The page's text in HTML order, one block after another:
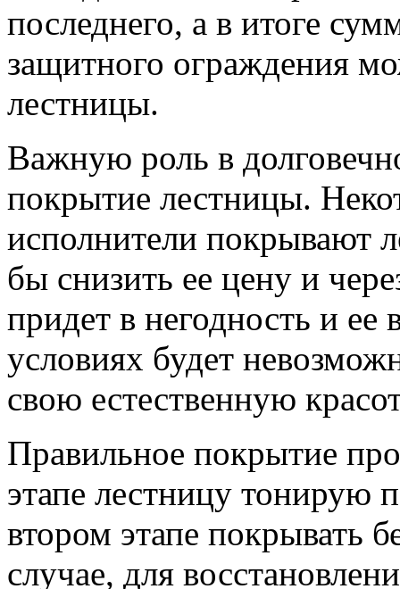
последнего, а в итоге
защитного ограждения
лестницы.
Важную роль в
покрытие лестницы.
исполнители покрывают
бы снизить ее цену и
придет в негодность и
условиях будет
свою естественную
Правильное покрытие
этапе лестницу тонирую
втором этапе покрывать
случае, для